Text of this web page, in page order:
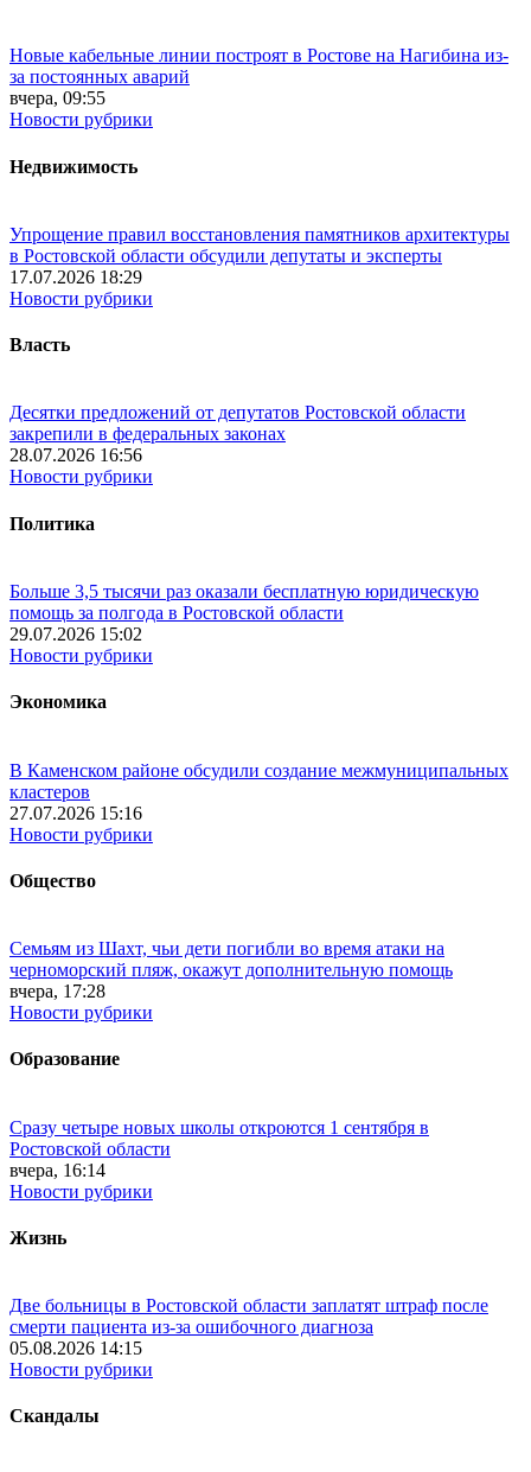
Новые кабельные линии построят в Ростове на Нагибина из-
за постоянных аварий
вчера, 09:55
Новости рубрики
Недвижимость
Упрощение правил восстановления памятников архитектуры
в Ростовской области обсудили депутаты и эксперты
17.07.2026 18:29
Новости рубрики
Власть
Десятки предложений от депутатов Ростовской области
закрепили в федеральных законах
28.07.2026 16:56
Новости рубрики
Политика
Больше 3,5 тысячи раз оказали бесплатную юридическую
помощь за полгода в Ростовской области
29.07.2026 15:02
Новости рубрики
Экономика
В Каменском районе обсудили создание межмуниципальных
кластеров
27.07.2026 15:16
Новости рубрики
Общество
Семьям из Шахт, чьи дети погибли во время атаки на
черноморский пляж, окажут дополнительную помощь
вчера, 17:28
Новости рубрики
Образование
Сразу четыре новых школы откроются 1 сентября в
Ростовской области
вчера, 16:14
Новости рубрики
Жизнь
Две больницы в Ростовской области заплатят штраф после
смерти пациента из-за ошибочного диагноза
05.08.2026 14:15
Новости рубрики
Скандалы